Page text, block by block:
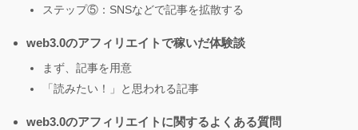
ステップ⑤：SNSなどで記事を拡散する
web3.0のアフィリエイトで稼いだ体験談
まず、記事を用意
「読みたい！」と思われる記事
web3.0のアフィリエイトに関するよくある質問